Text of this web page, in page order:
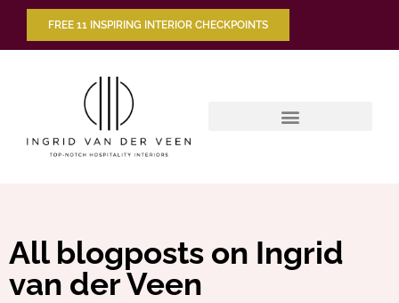
FREE 11 INSPIRING INTERIOR CHECKPOINTS
All blogposts on Ingrid
van der Veen